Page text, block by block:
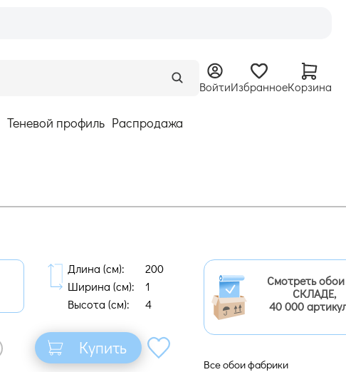
ВойтиИзбранноеКорзина
Теневой профиль Распродажа
Длина (cм):
200
Ширина (cм):
1
Высота (cм):
4
Купить
Смотреть
СКЛАДЕ,
40 000
Все обои фабрики